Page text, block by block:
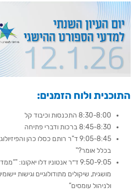
התוכנית ולוח הזמנים:
8:30-8:00 התכנסות וכיבוד קל
8:45-8:30 ברכות ודברי פתיחה
9:05-8:45 ד"ר רותם כסלו כהן
בכלל אומר?"
9:50-9:05 ד״ר אנטוניו דלו
מושגית, שיקולים מתודולוגיים וגישות
ולניהול עומסים”